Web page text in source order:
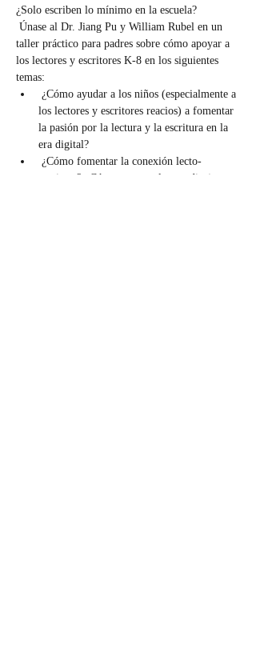
¿Solo escriben lo mínimo en la escuela?
taller práctico para padres sobre cómo apoyar a
los lectores y escritores K-8 en los siguientes
temas:
los lectores y escritores reacios) a fomentar
la pasión por la lectura y la escritura en la
era digital?
escritura? ¿Cómo apoyar el aprendizaje